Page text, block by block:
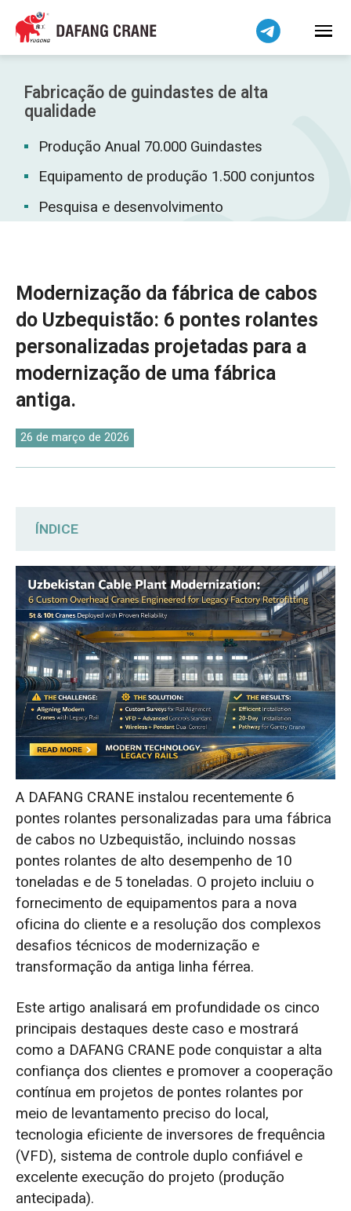
Fabricação de guindastes de alta
qualidade
Produção Anual 70.000 Guindastes
Equipamento de produção 1.500 conjuntos
Pesquisa e desenvolvimento
Modernização da fábrica de cabos
do Uzbequistão: 6 pontes rolantes
personalizadas projetadas para a
modernização de uma fábrica
antiga.
26 de março de 2026
ÍNDICE
Levantamento personalizado do local:
alinhando dados brutos com a realidade
operacional.
Personalização técnica: atualizações
avançadas de acionamento sob demanda
Eficiência do ciclo completo em 84 dias:
Entrega de 6 pontes rolantes no
Uzbequistão
Garantindo Parcerias Futuras: A Prova
Definitiva da Satisfação do Cliente
A DAFANG CRANE instalou recentemente 6
pontes rolantes personalizadas para uma fábrica
de cabos no Uzbequistão, incluindo nossas
pontes rolantes de alto desempenho de 10
toneladas e de 5 toneladas. O projeto incluiu o
fornecimento de equipamentos para a nova
oficina do cliente e a resolução dos complexos
desafios técnicos de modernização e
transformação da antiga linha férrea.
Este artigo analisará em profundidade os cinco
principais destaques deste caso e mostrará
como a DAFANG CRANE pode conquistar a alta
confiança dos clientes e promover a cooperação
contínua em projetos de pontes rolantes por
meio de levantamento preciso do local,
tecnologia eficiente de inversores de frequência
(VFD), sistema de controle duplo confiável e
excelente execução do projeto (produção
antecipada).
Bahasa Indonesia
Bahasa Melayu
Tiếng Việt
简体中文
বাংলা
Pilipino
اردو
Українська
Kiswahili
Dansk
Norsk
O‘zbekcha